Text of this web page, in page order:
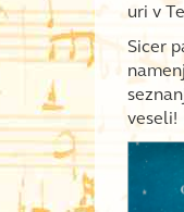
uri v
Sicer
veseli!